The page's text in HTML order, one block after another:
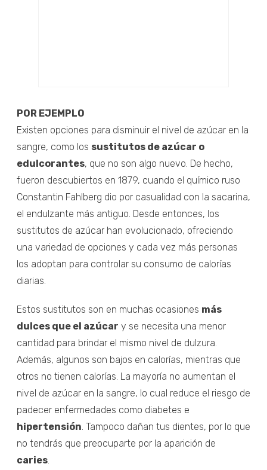
POR EJEMPLO
Existen opciones para disminuir el nivel de azúcar en la
sangre, como los sustitutos de azúcar o
edulcorantes, que no son algo nuevo. De hecho,
fueron descubiertos en 1879, cuando el químico ruso
Constantin Fahlberg dio por casualidad con la sacarina,
el endulzante más antiguo. Desde entonces, los
sustitutos de azúcar han evolucionado, ofreciendo
una variedad de opciones y cada vez más personas
los adoptan para controlar su consumo de calorías
diarias.
Estos sustitutos son en muchas ocasiones más
dulces que el azúcar y se necesita una menor
cantidad para brindar el mismo nivel de dulzura.
Además, algunos son bajos en calorías, mientras que
otros no tienen calorías. La mayoría no aumentan el
nivel de azúcar en la sangre, lo cual reduce el riesgo de
padecer enfermedades como diabetes e
hipertensión . Tampoco dañan tus dientes, por lo que
no tendrás que preocuparte por la aparición de
caries